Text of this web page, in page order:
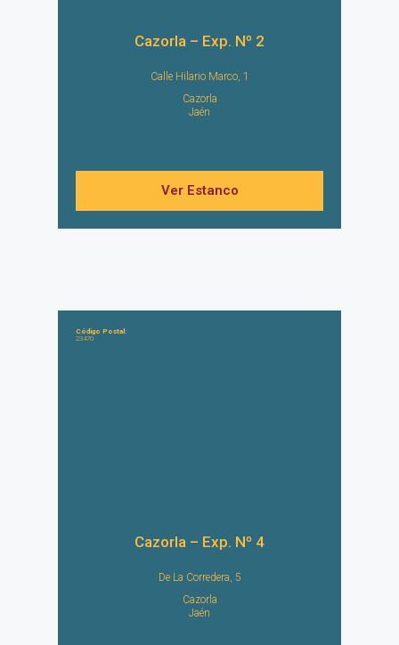
Cazorla – Exp. Nº 2
Calle Hilario Marco, 1
Cazorla
Jaén
Ver Estanco
Código Postal:
23470
Cazorla – Exp. Nº 4
De La Corredera, 5
Cazorla
Jaén